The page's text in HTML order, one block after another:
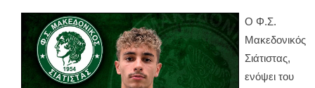
Ο Φ.Σ.
Μακεδονικός
Σιάτιστας,
ενόψει του